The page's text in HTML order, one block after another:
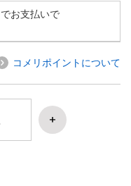
お支払いで
コメリポイントについて